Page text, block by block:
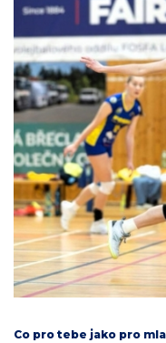
Co pro tebe jako pro